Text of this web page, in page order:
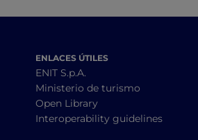
ENLACES ÚTILES
ENIT S.p.A.
Ministerio de turismo
Open Library
Interoperability guidelines